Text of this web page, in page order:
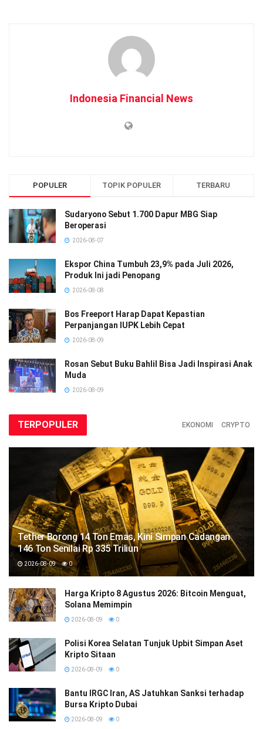
Indonesia Financial News
POPULER TOPIK POPULER TERBARU
Sudaryono Sebut 1.700 Dapur MBG Siap
Beroperasi
2026-08-07
Ekspor China Tumbuh 23,9% pada Juli 2026,
Produk Ini jadi Penopang
2026-08-08
Bos Freeport Harap Dapat Kepastian
Perpanjangan IUPK Lebih Cepat
2026-08-09
Rosan Sebut Buku Bahlil Bisa Jadi Inspirasi Anak
Muda
2026-08-09
TERPOPULER EKONOMI CRYPTO
Tether Borong 14 Ton Emas, Kini Simpan Cadangan
146 Ton Senilai Rp 335 Triliun
2026-08-09 0
Harga Kripto 8 Agustus 2026: Bitcoin Menguat,
Solana Memimpin
2026-08-09 0
Polisi Korea Selatan Tunjuk Upbit Simpan Aset
Kripto Sitaan
2026-08-09 0
Bantu IRGC Iran, AS Jatuhkan Sanksi terhadap
Bursa Kripto Dubai
2026-08-09 0